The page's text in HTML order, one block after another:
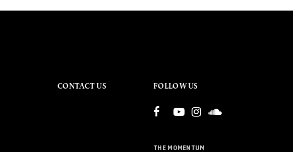
CONTACT US FOLLOW US
THE MOMENTUM